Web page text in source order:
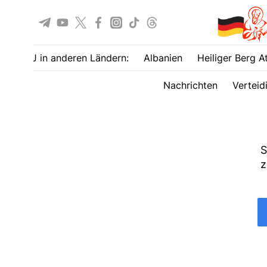
UOJ in anderen Ländern: Albanien Heiliger Berg
Nachrichten